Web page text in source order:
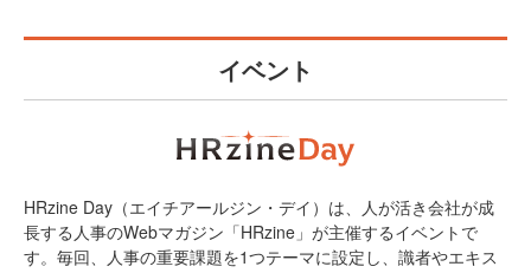
イベント
HRzine Day（エイチアールジン・デイ）は、人が活き会社が成
長する人事のWebマガジン「HRzine」が主催するイベントで
す。毎回、人事の重要課題を1つテーマに設定し、識者やエキス